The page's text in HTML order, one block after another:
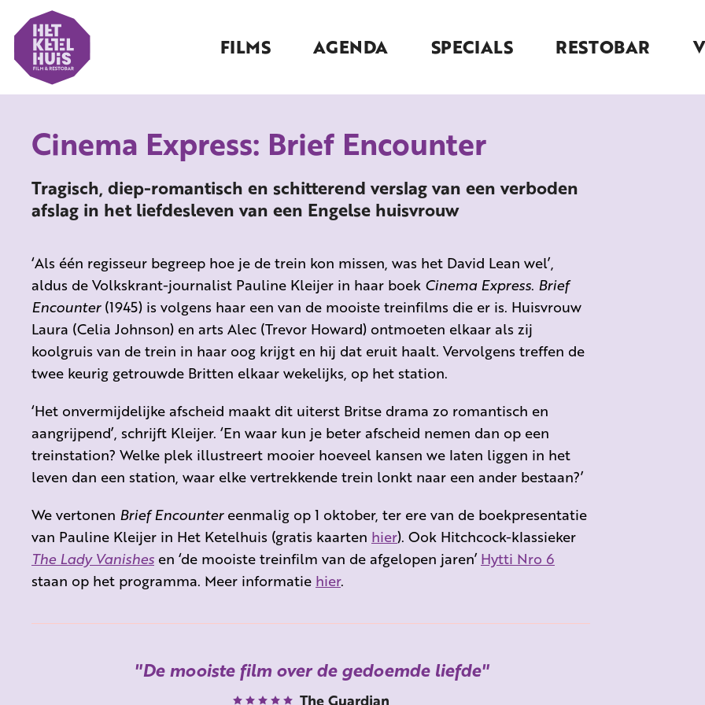
FILMS AGENDA SPECIALS RESTOBAR
Cinema Express: Brief Encounter
Tragisch, diep-romantisch en schitterend verslag van een verboden
afslag in het liefdesleven van een Engelse huisvrouw
‘Als één regisseur begreep hoe je de trein kon missen, was het David Lean wel’,
aldus de Volkskrant-journalist Pauline Kleijer in haar boek Cinema Express. Brief
Encounter(1945) is volgens haar een van de mooiste treinfilms die er is. Huisvrouw
Laura (Celia Johnson) en arts Alec (Trevor Howard) ontmoeten elkaar als zij
koolgruis van de trein in haar oog krijgt en hij dat eruit haalt. Vervolgens treffen de
twee keurig getrouwde Britten elkaar wekelijks, op het station.
‘Het onvermijdelijke afscheid maakt dit uiterst Britse drama zo romantisch en
aangrijpend’, schrijft Kleijer. ‘En waar kun je beter afscheid nemen dan op een
treinstation? Welke plek illustreert mooier hoeveel kansen we laten liggen in het
leven dan een station, waar elke vertrekkende trein lonkt naar een ander bestaan?’
We vertonen Brief Encountereenmalig op 1 oktober, ter ere van de boekpresentatie
van Pauline Kleijer in Het Ketelhuis (gratis kaarten hier). Ook Hitchcock-klassieker
The Lady Vanishes en ‘de mooiste treinfilm van de afgelopen jaren’Hytti Nro 6
staan op het programma. Meer informatie hier.
De mooiste film over de gedoemde liefde
The Guardian